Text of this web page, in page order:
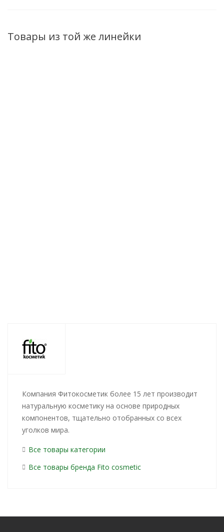
Товары из той же линейки
Компания Фитокосметик более 15 лет производит
натуральную косметику на основе природных
компонентов, тщательно отобранных со всех
уголков мира.
Все товары категории
Все товары бренда Fito сosmetic